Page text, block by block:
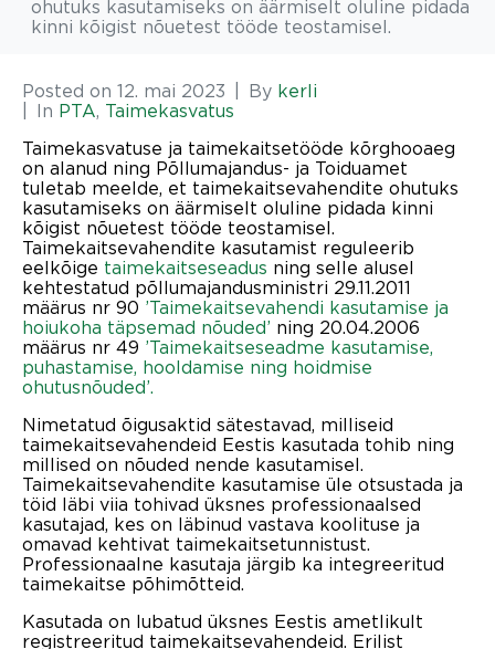
ohutuks kasutamiseks on äärmiselt oluline pidada
kinni kõigist nõuetest tööde teostamisel.
Posted on 12. mai 2023 By kerli
In PTA, Taimekasvatus
Taimekasvatuse ja taimekaitsetööde kõrghooaeg
on alanud ning Põllumajandus- ja Toiduamet
tuletab meelde, et taimekaitsevahendite ohutuks
kasutamiseks on äärmiselt oluline pidada kinni
kõigist nõuetest tööde teostamisel.
Taimekaitsevahendite kasutamist reguleerib
eelkõige taimekaitseseadus ning selle alusel
kehtestatud põllumajandusministri 29.11.2011
määrus nr 90 ’Taimekaitsevahendi kasutamise ja
hoiukoha täpsemad nõuded’ ning 20.04.2006
määrus nr 49 ’Taimekaitseseadme kasutamise,
puhastamise, hooldamise ning hoidmise
ohutusnõuded’.
Nimetatud õigusaktid sätestavad, milliseid
taimekaitsevahendeid Eestis kasutada tohib ning
millised on nõuded nende kasutamisel.
Taimekaitsevahendite kasutamise üle otsustada ja
töid läbi viia tohivad üksnes professionaalsed
kasutajad, kes on läbinud vastava koolituse ja
omavad kehtivat taimekaitsetunnistust.
Professionaalne kasutaja järgib ka integreeritud
taimekaitse põhimõtteid.
Kasutada on lubatud üksnes Eestis ametlikult
registreeritud taimekaitsevahendeid. Erilist